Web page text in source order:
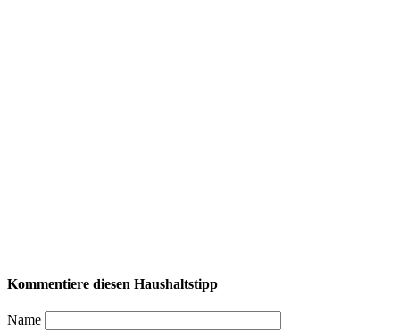
Kommentiere diesen Haushaltstipp
Name